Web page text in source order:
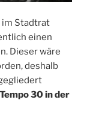
im Stadtrat
einen
Dieser wäre
deshalb
Tempo 30 in der